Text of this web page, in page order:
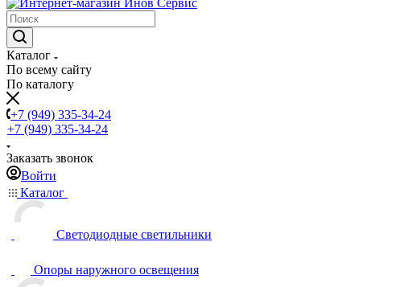
Каталог
По всему сайту
По каталогу
+7 (949) 335-34-24
+7 (949) 335-34-24
Заказать звонок
Войти
Каталог
Светодиодные светильники
Опоры наружного освещения